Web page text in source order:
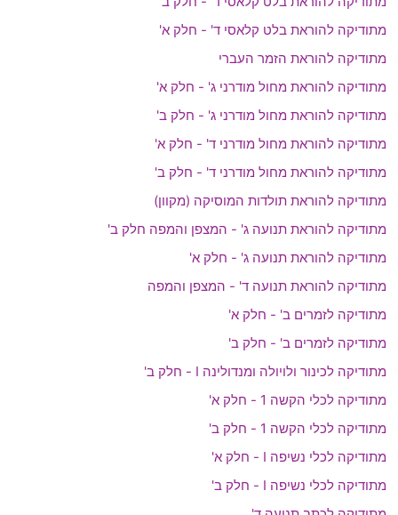
מתודיקה להוראת בלט קלאסי ד' - חלק א'
מתודיקה להוראת הזמר העברי
מתודיקה להוראת מחול מודרני ג' - חלק א'
מתודיקה להוראת מחול מודרני ג' - חלק ב'
מתודיקה להוראת מחול מודרני ד' - חלק א'
מתודיקה להוראת מחול מודרני ד' - חלק ב'
מתודיקה להוראת תולדות המוסיקה (מקוון)
מתודיקה להוראת תנועה ג' - המצפן והמפה חלק ב'
מתודיקה להוראת תנועה ג' - חלק א'
מתודיקה להוראת תנועה ד' - המצפן והמפה
מתודיקה לזמרים ב' - חלק א'
מתודיקה לזמרים ב' - חלק ב'
מתודיקה לכינור ולויולה ומנדולינה I - חלק ב'
מתודיקה לכלי הקשה 1 - חלק א'
מתודיקה לכלי הקשה 1 - חלק ב'
מתודיקה לכלי נשיפה I - חלק א'
מתודיקה לכלי נשיפה I - חלק ב'